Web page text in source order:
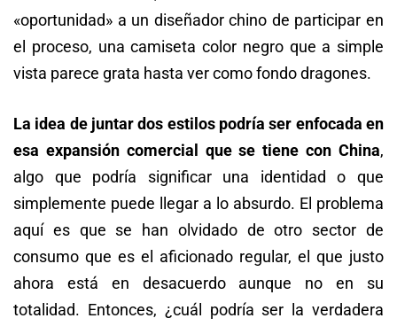
«oportunidad» a un diseñador chino de participar en
el proceso, una camiseta color negro que a simple
vista parece grata hasta ver como fondo dragones.
La idea de juntar dos estilos podría ser enfocada en
esa expansión comercial que se tiene con China,
algo que podría significar una identidad o que
simplemente puede llegar a lo absurdo. El problema
aquí es que se han olvidado de otro sector de
consumo que es el aficionado regular, el que justo
ahora está en desacuerdo aunque no en su
totalidad. Entonces, ¿cuál podría ser la verdadera